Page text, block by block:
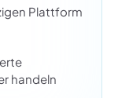
Plattform
handeln